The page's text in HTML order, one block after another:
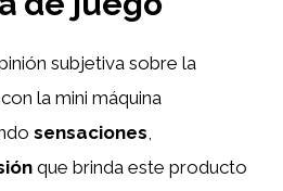
subjetiva sobre la
la mini máquina
sensaciones,
que brinda este producto